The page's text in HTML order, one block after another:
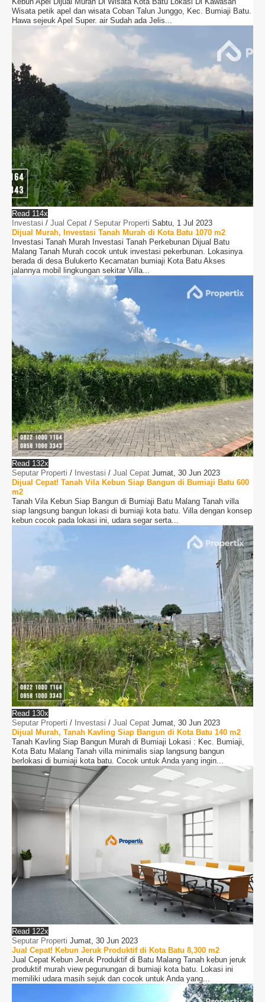
Wisata petik apel dan wisata Coban Talun Junggo, Kec. Bumiaji Batu.
Hawa sejeuk Apel Super. air Sudah ada Jelis...
Read 114x
Investasi / Jual Cepat / Seputar Properti Sabtu, 1 Jul 2023
Dijual Murah, Investasi Tanah Murah di Kota Batu 1070 m2
Investasi Tanah Murah Investasi Tanah Perkebunan Dijual Batu
Malang Tanah Murah cocok untuk investasi pekerbunan. Lokasinya
berada di desa Bulukerto Kecamatan bumiaji Kota Batu Akses
jalannya mobil lingkungan sekitar Villa...
Read 132x
Seputar Properti / Investasi / Jual Cepat Jumat, 30 Jun 2023
Dijual Cepat! Tanah Vila Kebun Siap Bangun di Bumiaji Batu 600
m2
Tanah Vila Kebun Siap Bangun di Bumiaji Batu Malang Tanah villa
siap langsung bangun lokasi di bumiaji kota batu. Villa dengan konsep
kebun cocok pada lokasi ini, udara segar serta...
Read 130x
Seputar Properti / Investasi / Jual Cepat Jumat, 30 Jun 2023
Dijual Murah, Tanah Kavling Siap Bangun di Kota Batu 140 m2
Tanah Kavling Siap Bangun Murah di Bumiaji Lokasi : Kec. Bumiaji,
Kota Batu Malang Tanah villa minimalis siap langsung bangun
berlokasi di bumiaji kota batu. Cocok untuk Anda yang ingin...
Read 122x
Seputar Properti Jumat, 30 Jun 2023
Jual Cepat! Kebun Jeruk Produktif di Kota Batu 8,300 m2
Jual Cepat Kebun Jeruk Produktif di Batu Malang Tanah kebun jeruk
produktif murah view pegunungan di bumiaji kota batu. Lokasi ini
memiliki udara masih sejuk dan cocok untuk Anda yang...